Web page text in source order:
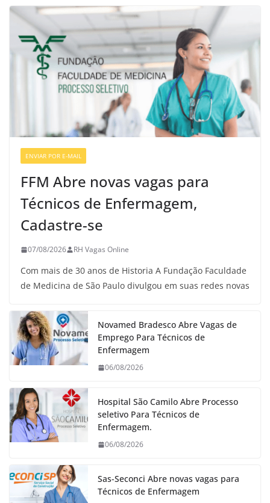
ENVIAR POR E-MAIL
FFM Abre novas vagas para
Técnicos de Enfermagem,
Cadastre-se
07/08/2026 RH Vagas Online
Com mais de 30 anos de Historia A Fundação Faculdade
de Medicina de São Paulo divulgou em suas redes novas
Novamed Bradesco Abre Vagas de
Emprego Para Técnicos de
Enfermagem
06/08/2026
Hospital São Camilo Abre Processo
seletivo Para Técnicos de
Enfermagem.
06/08/2026
Sas-Seconci Abre novas vagas para
Técnicos de Enfermagem